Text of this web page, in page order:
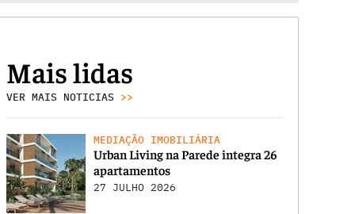
Mais lidas
VER MAIS NOTICIAS >>
MEDIAÇÃO IMOBILIÁRIA
Urban Living na Parede integra 26
apartamentos
27 JULHO 2026